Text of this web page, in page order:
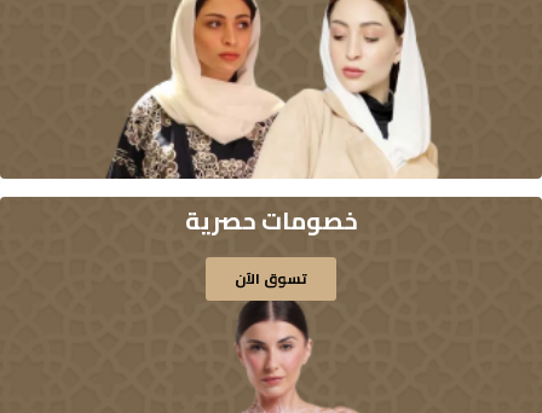
خصومات حصرية
تسوق الآن